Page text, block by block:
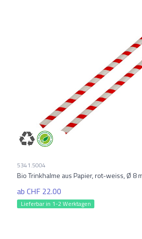
5341.5004
Bio Trinkhalme aus Papier, rot-weiss, Ø 8
ab CHF 22.00
Lieferbar in 1-2 Werktagen